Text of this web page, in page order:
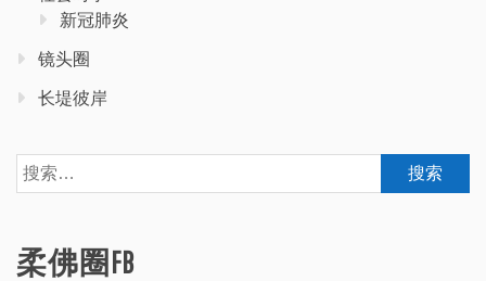
新冠肺炎
镜头圈
长堤彼岸
搜
索：
柔佛圈FB